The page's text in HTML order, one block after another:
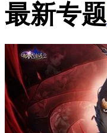
最新专题